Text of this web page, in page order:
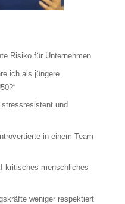
Risiko für Unternehmen
ich als jüngere
und
in einem Team
kritisches menschliches
weniger respektiert